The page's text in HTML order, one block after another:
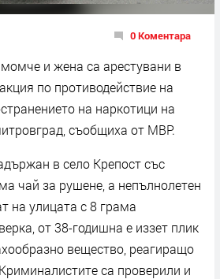
0 Коментара
и жена са арестувани в
по противодействие на
на наркотици на
съобщиха от МВР.
в село Крепост със
чай за рушене, а непълнолетен
на улицата с 8 грама
от 38-годишна е иззет плик
вещество, реагиращо
са проверили и